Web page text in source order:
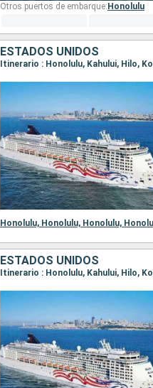
Otros puertos de embarque: Honolulu
ESTADOS UNIDOS
Itinerario : Honolulu, Kahului, Hilo,
Otros puertos de embarque:
Honolulu, Honolulu, Honolulu,
ESTADOS UNIDOS
Itinerario : Honolulu, Kahului, Hilo,